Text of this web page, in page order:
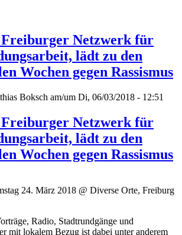
Freiburger Netzwerk für
lädt zu den
Wochen gegen Rassismus
Boksch am/um Di, 06/03/2018 - 12:51
Freiburger Netzwerk für
lädt zu den
Wochen gegen Rassismus
24. März 2018 @ Diverse Orte, Freiburg
Radio, Stadtrundgänge und
mit lokalem Bezug ist dabei unter anderem